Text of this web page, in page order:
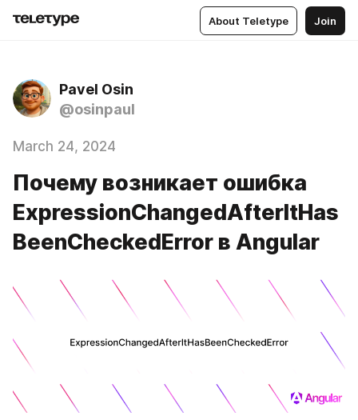
About Teletype Join
Pavel Osin
@osinpaul
March 24, 2024
Почему возникает ошибка
ExpressionChangedAfterItHas
BeenCheckedError в Angular